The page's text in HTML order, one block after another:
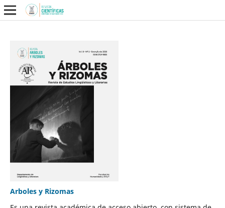
Arboles y Rizomas